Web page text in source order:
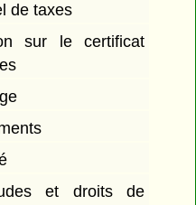
de taxes
sur le certificat
et droits de